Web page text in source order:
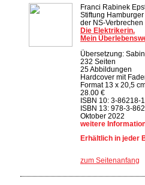
Franci Rabinek
Stiftung
der NS-Verbrechen
Die Elektrikerin.
Mein
Übersetzung:
232 Seiten
25 Abbildungen
Hardcover mit
Format 13 x 20,5
28.00 €
ISBN 10: 3-86218-
ISBN 13: 978-3-
Oktober 2022
weitere
Erhältlich in jeder
zum Seitenanfang